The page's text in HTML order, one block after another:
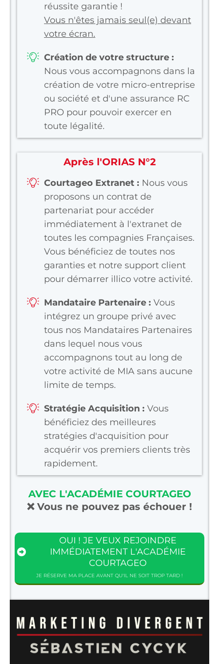
réussite garantie !
Vous n'êtes jamais seul(e) devant
votre écran.
Création de votre structure :
Nous vous accompagnons dans la
création de votre micro-entreprise
ou société et d'une assurance RC
PRO pour pouvoir exercer en
toute légalité.
Après l'ORIAS N°2
Courtageo Extranet : Nous vous
proposons un contrat de
partenariat pour accéder
immédiatement à l'extranet de
toutes les compagnies Françaises.
Vous bénéficiez de toutes nos
garanties et notre support client
pour démarrer illico votre activité.
Mandataire Partenaire : Vous
intégrez un groupe privé avec
tous nos Mandataires Partenaires
dans lequel nous vous
accompagnons tout au long de
votre activité de MIA sans aucune
limite de temps.
Stratégie Acquisition : Vous
bénéficiez des meilleures
stratégies d'acquisition pour
acquérir vos premiers clients très
rapidement.
AVEC L'ACADÉMIE COURTAGEO
❌ Vous ne pouvez pas échouer !
OUI ! JE VEUX REJOINDRE
IMMÉDIATEMENT L'ACADÉMIE
COURTAGEO
JE RÉSERVE MA PLACE AVANT QU'IL NE SOIT TROP TARD !